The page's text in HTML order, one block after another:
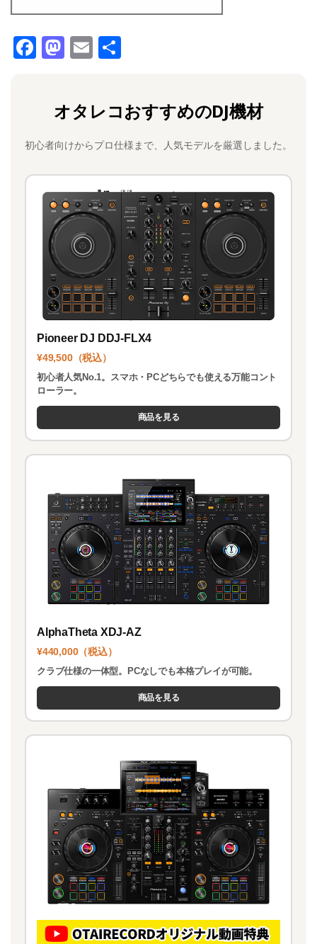
F
b
o
o
k
M
o
d
o
n
E
l
オタレコおすすめのDJ機材
初心者向けからプロ仕様まで、人気モデルを厳選しました。
Pioneer DJ DDJ-FLX4
¥49,500（税込）
初心者人気No.1。スマホ・PCどちらでも使える万能コント
ローラー。
商品を見る
AlphaTheta XDJ-AZ
¥440,000（税込）
クラブ仕様の一体型。PCなしでも本格プレイが可能。
商品を見る